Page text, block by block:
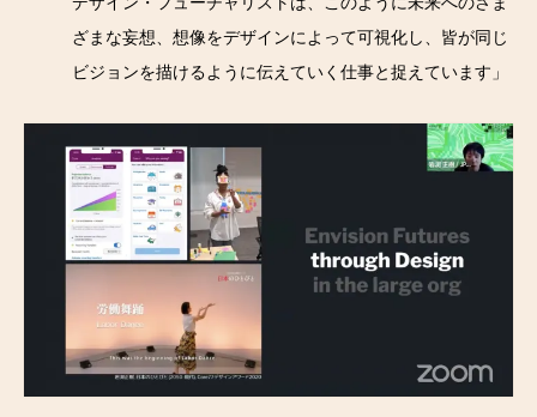
ざまな妄想、想像をデザインによって可視化し、皆が同じ
ビジョンを描けるように伝えていく仕事と捉えています」